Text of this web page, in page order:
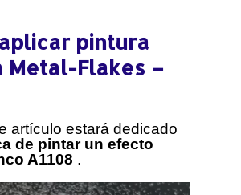
pintura
Metal-Flakes –
artículo estará dedicado
de pintar un efecto
A1108 .